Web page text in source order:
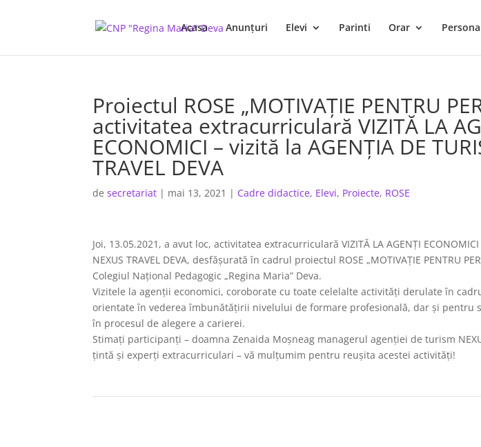
Acasa Anunţuri Elevi Parinti Orar
Proiectul ROSE „MOTIVAȚIE PENTRU
activitatea extracurriculară VIZITĂ LA
ECONOMICI – vizită la AGENȚIA DE
TRAVEL DEVA
desecretariat | mai 13, 2021 | Cadre didactice, Elevi, Proiecte, ROSE
Joi, 13.05.2021, a avut loc, activitatea extracurriculară VIZITĂ LA AGENȚI ECONOMICI
NEXUS TRAVEL DEVA, desfășurată în cadrul proiectul ROSE „MOTIVAȚIE PENTRU
Colegiul Național Pedagogic „Regina Maria” Deva.
Vizitele la agenții economici, coroborate cu toate celelalte activități derulate în
orientate în vederea îmbunătățirii nivelului de formare profesională, dar și pentru
în procesul de alegere a carierei.
Stimați participanți – doamna Zenaida Moșneag managerul agenției de turism
țintă și experți extracurriculari – vă mulțumim pentru reușita acestei activități!